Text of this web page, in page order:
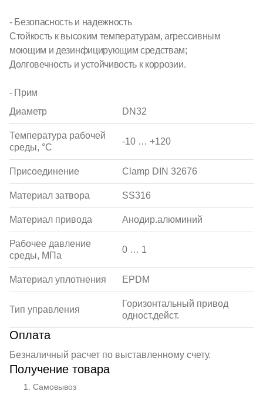
- Безопасность и надежность
Стойкость к высоким температурам, агрессивным
моющим и дезинфицирующим средствам;
Долговечность и устойчивость к коррозии.
- Прим
Диаметр
DN32
Температура рабочей
среды, °С
-10 … +120
Присоединение Clamp DIN 32676
Материал затвора SS316
Материал привода Анодир.алюминий
Рабочее давление
среды, МПа
0 … 1
Материал уплотнения EPDM
Тип управления
Горизонтальный привод
одност.дейст.
Оплата
Безналичный расчет по выставленному счету.
Получение товара
Самовывоз